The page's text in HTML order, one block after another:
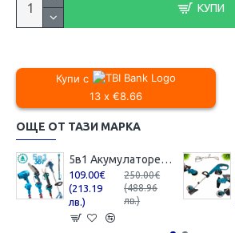
КУПИ
Купи с
13 x €8.66
ОЩЕ ОТ ТАЗИ МАРКА
5в1 Акумулаторен Градински Промо Комплект Телескопичен Прът Духалка за Листа Резачка за Клони Лозарска Ножица и Тример за Трева 36V 8,0AH 3 Батерии
109.00€
(213.19
лв.)
250.00€
(488.96
лв.)